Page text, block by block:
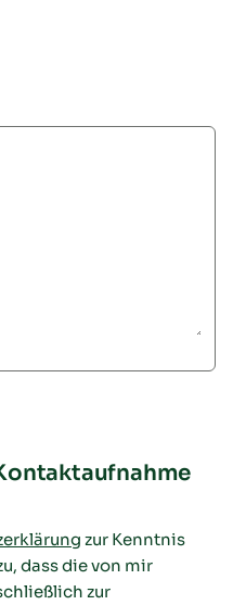
zur Kenntnis
dass die von mir
zur